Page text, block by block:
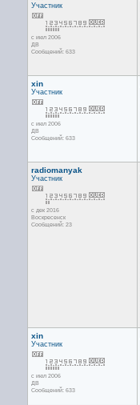
Участник
с июл 2006
ДВ
Сообщений: 633
xin
Участник
с июл 2006
ДВ
Сообщений: 633
radiomanyak
Участник
с дек 2016
Воскресенск
Сообщений: 23
xin
Участник
с июл 2006
ДВ
Сообщений: 633